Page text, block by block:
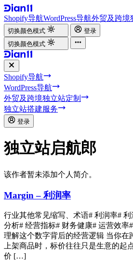
Shopify导航WordPress导航外贸及跨境
切换颜色模式
登录
切换颜色模式
Shopify导航
WordPress导航
外贸及跨境独立站定制
独立站搭建服务
登录
独立站启航郎
该作者暂未添加个人简介。
Margin – 利润率
行业其他常见缩写、术语# 利润率# 利
分析# 经营指标# 财务健康# 运营效率
理解这个数字背后的经营逻辑 当你在
上架商品时，标价往往只是生意的起
价 […]